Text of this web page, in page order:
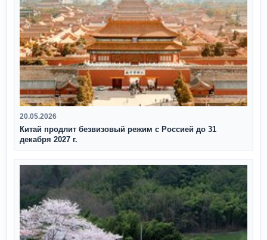
20.05.2026
Китай продлит безвизовый режим с Россией до 31
декабря 2027 г.